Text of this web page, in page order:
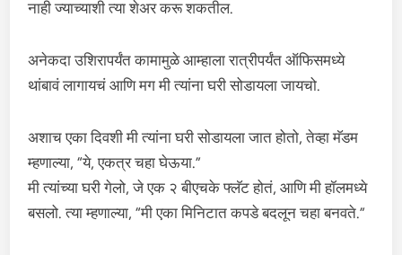
नाही ज्याच्याशी त्या शेअर करू शकतील.
अनेकदा उशिरापर्यंत कामामुळे आम्हाला रात्रीपर्यंत ऑफिसमध्ये
थांबावं लागायचं आणि मग मी त्यांना घरी सोडायला जायचो.
अशाच एका दिवशी मी त्यांना घरी सोडायला जात होतो, तेव्हा मॅडम
म्हणाल्या, “ये, एकत्र चहा घेऊया.”
मी त्यांच्या घरी गेलो, जे एक २ बीएचके फ्लॅट होतं, आणि मी हॉलमध्ये
बसलो. त्या म्हणाल्या, “मी एका मिनिटात कपडे बदलून चहा बनवते.”